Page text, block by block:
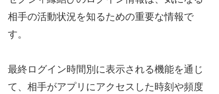
相手の活動状況を知るための重要な情報で
す。
最終ログイン時間別に表示される機能を通じ
て、相手がアプリにアクセスした時刻や頻度